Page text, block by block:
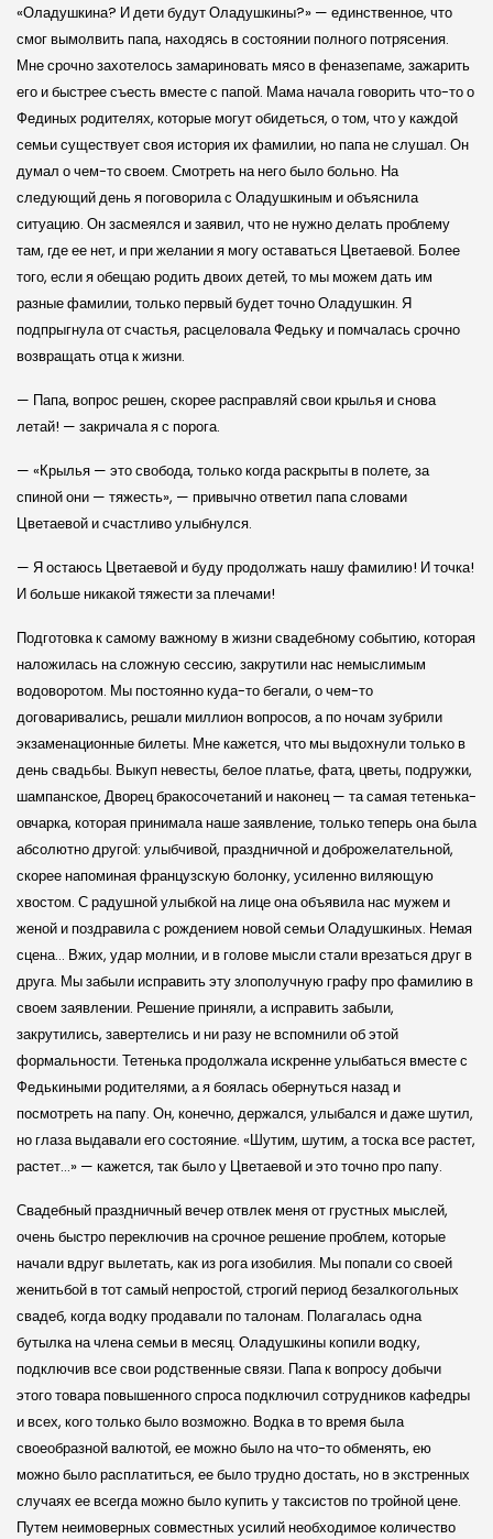
«Оладушкина? И дети будут Оладушкины?» — единственное, что
смог вымолвить папа, находясь в состоянии полного потрясения.
Мне срочно захотелось замариновать мясо в феназепаме, зажарить
его и быстрее съесть вместе с папой. Мама начала говорить что-то о
Фединых родителях, которые могут обидеться, о том, что у каждой
семьи существует своя история их фамилии, но папа не слушал. Он
думал о чем-то своем. Смотреть на него было больно. На
следующий день я поговорила с Оладушкиным и объяснила
ситуацию. Он засмеялся и заявил, что не нужно делать проблему
там, где ее нет, и при желании я могу оставаться Цветаевой. Более
того, если я обещаю родить двоих детей, то мы можем дать им
разные фамилии, только первый будет точно Оладушкин. Я
подпрыгнула от счастья, расцеловала Федьку и помчалась срочно
возвращать отца к жизни.
— Папа, вопрос решен, скорее расправляй свои крылья и снова
летай! — закричала я с порога.
— «Крылья — это свобода, только когда раскрыты в полете, за
спиной они — тяжесть», — привычно ответил папа словами
Цветаевой и счастливо улыбнулся.
— Я остаюсь Цветаевой и буду продолжать нашу фамилию! И точка!
И больше никакой тяжести за плечами!
Подготовка к самому важному в жизни свадебному событию, которая
наложилась на сложную сессию, закрутили нас немыслимым
водоворотом. Мы постоянно куда-то бегали, о чем-то
договаривались, решали миллион вопросов, а по ночам зубрили
экзаменационные билеты. Мне кажется, что мы выдохнули только в
день свадьбы. Выкуп невесты, белое платье, фата, цветы, подружки,
шампанское, Дворец бракосочетаний и наконец — та самая тетенька-
овчарка, которая принимала наше заявление, только теперь она была
абсолютно другой: улыбчивой, праздничной и доброжелательной,
скорее напоминая французскую болонку, усиленно виляющую
хвостом. С радушной улыбкой на лице она объявила нас мужем и
женой и поздравила с рождением новой семьи Оладушкиных. Немая
сцена… Вжих, удар молнии, и в голове мысли стали врезаться друг в
друга. Мы забыли исправить эту злополучную графу про фамилию в
своем заявлении. Решение приняли, а исправить забыли,
закрутились, завертелись и ни разу не вспомнили об этой
формальности. Тетенька продолжала искренне улыбаться вместе с
Федькиными родителями, а я боялась обернуться назад и
посмотреть на папу. Он, конечно, держался, улыбался и даже шутил,
но глаза выдавали его состояние. «Шутим, шутим, а тоска все растет,
растет…» — кажется, так было у Цветаевой и это точно про папу.
Свадебный праздничный вечер отвлек меня от грустных мыслей,
очень быстро переключив на срочное решение проблем, которые
начали вдруг вылетать, как из рога изобилия. Мы попали со своей
женитьбой в тот самый непростой, строгий период безалкогольных
свадеб, когда водку продавали по талонам. Полагалась одна
бутылка на члена семьи в месяц. Оладушкины копили водку,
подключив все свои родственные связи. Папа к вопросу добычи
этого товара повышенного спроса подключил сотрудников кафедры
и всех, кого только было возможно. Водка в то время была
своеобразной валютой, ее можно было на что-то обменять, ею
можно было расплатиться, ее было трудно достать, но в экстренных
случаях ее всегда можно было купить у таксистов по тройной цене.
Путем неимоверных совместных усилий необходимое количество